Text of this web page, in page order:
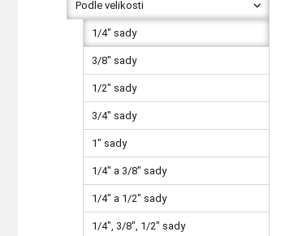
Podle velikosti
1/4" sady
3/8" sady
1/2" sady
3/4" sady
1" sady
1/4" a 3/8" sady
1/4" a 1/2" sady
1/4", 3/8", 1/2" sady